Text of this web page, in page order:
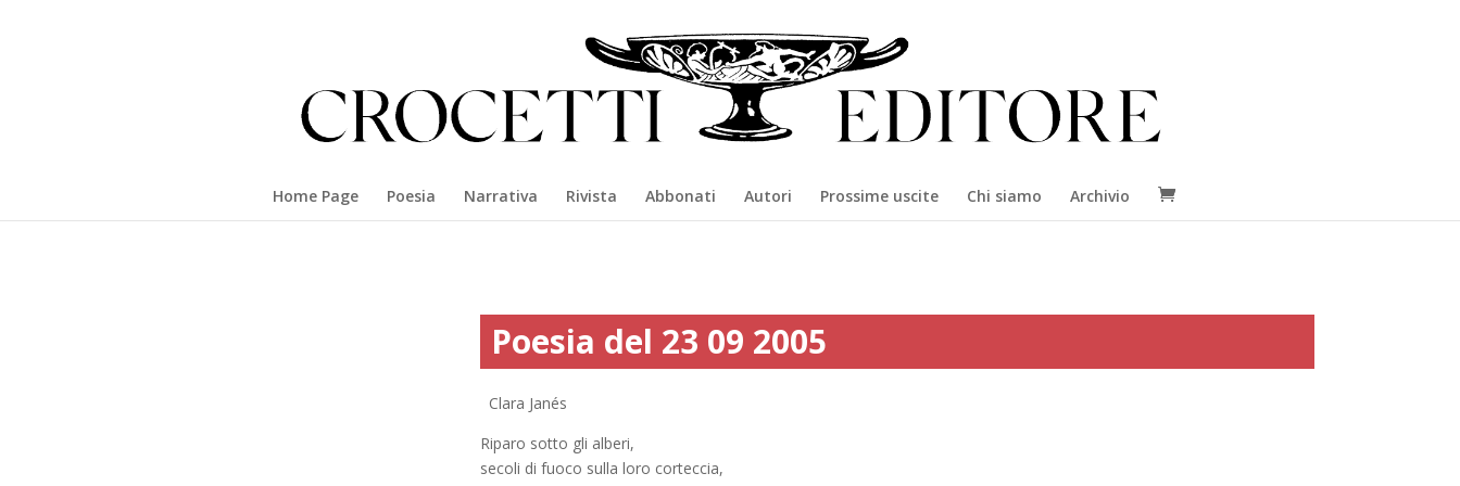
Home Page Poesia Narrativa Rivista Abbonati Autori Prossime uscite Chi siamo Archivio
Poesia del 23 09 2005
Clara Janés
Riparo sotto gli alberi,
secoli di fuoco sulla loro corteccia,